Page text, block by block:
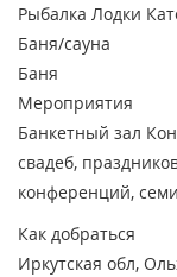
Рыбалка Лодки
Баня/сауна
Баня
Мероприятия
Банкетный зал
свадеб,
конференций,
Как добраться
Иркутская обл,